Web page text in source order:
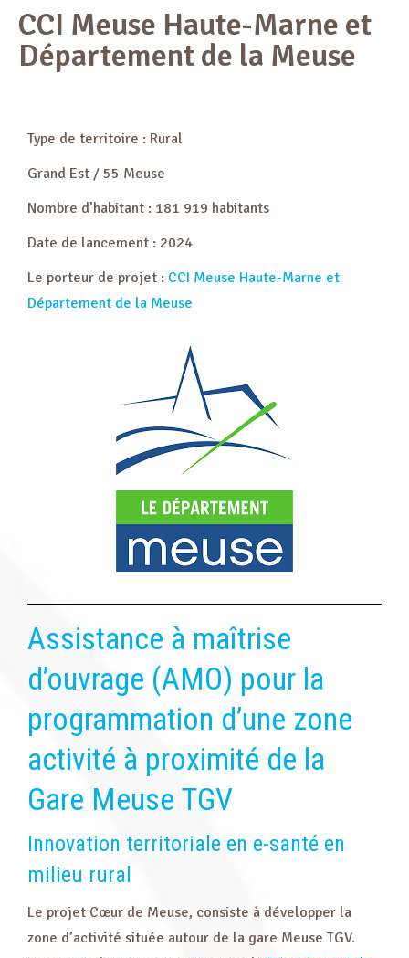
CCI Meuse Haute-Marne et
Département de la Meuse
Type de territoire : Rural
Grand Est / 55 Meuse
Nombre d’habitant : 181 919 habitants
Date de lancement : 2024
Le porteur de projet : CCI Meuse Haute-Marne et
Département de la Meuse
Assistance à maîtrise
d’ouvrage (AMO) pour la
programmation d’une zone
activité à proximité de la
Gare Meuse TGV
Innovation territoriale en e-santé en
milieu rural
Le projet Cœur de Meuse, consiste à développer la
zone d’activité située autour de la gare Meuse TGV.